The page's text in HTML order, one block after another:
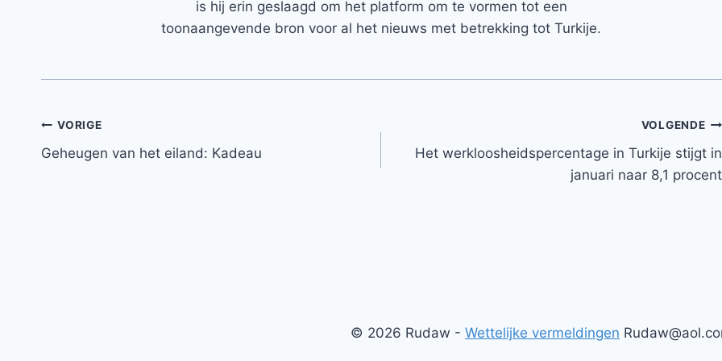
is hij erin geslaagd om het platform om te vormen tot een
toonaangevende bron voor al het nieuws met betrekking tot Turkije.
Bericht
navigatie
VORIGE
Geheugen van het eiland: Kadeau
VOLGENDE
Het werkloosheidspercentage in Turkije stijgt in
januari naar 8,1 procent
© 2026 Rudaw - Wettelijke vermeldingen